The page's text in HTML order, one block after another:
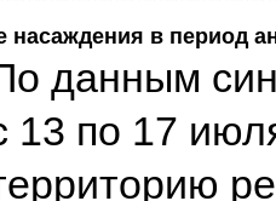
насаждения в период
данным
13 по 17